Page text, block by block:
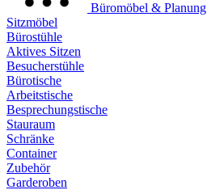
Büromöbel & Planung
Sitzmöbel
Bürostühle
Aktives Sitzen
Besucherstühle
Bürotische
Arbeitstische
Besprechungstische
Stauraum
Schränke
Container
Zubehör
Garderoben